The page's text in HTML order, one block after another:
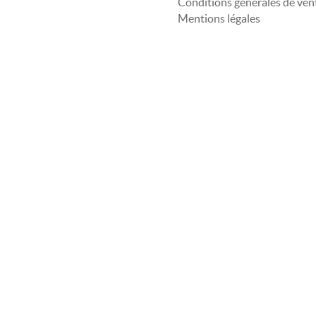
Mentions légales